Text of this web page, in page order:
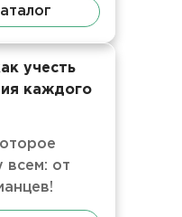
учесть
каждого
всем: от